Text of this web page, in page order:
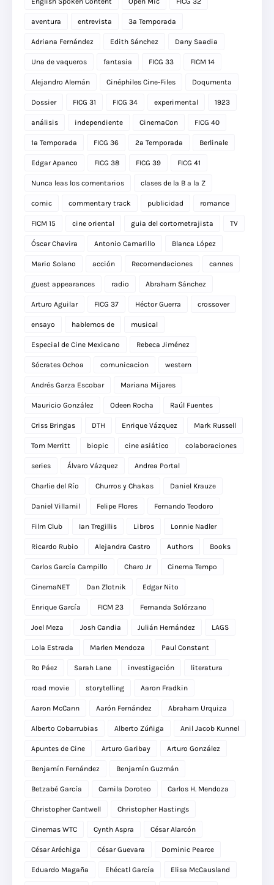
aventura entrevista 3a Temporada
Adriana Fernández Edith Sánchez Dany Saadia
Una de vaqueros fantasia FICG 33 FICM 14
Alejandro Alemán Cinéphiles Cine-Files Doqumenta
Dossier FICG 31 FICG 34 experimental 1923
análisis independiente CinemaCon FICG 40
1a Temporada FICG 36 2a Temporada Berlinale
Edgar Apanco FICG 38 FICG 39 FICG 41
Nunca leas los comentarios clases de la B a la Z
comic commentary track publicidad romance
FICM 15 cine oriental guia del cortometrajista TV
Óscar Chavira Antonio Camarillo Blanca López
Mario Solano acción Recomendaciones cannes
guest appearances radio Abraham Sánchez
Arturo Aguilar FICG 37 Héctor Guerra crossover
ensayo hablemos de musical
Especial de Cine Mexicano Rebeca Jiménez
Sócrates Ochoa comunicacion western
Andrés Garza Escobar Mariana Mijares
Mauricio González Odeen Rocha Raúl Fuentes
Criss Bringas DTH Enrique Vázquez Mark Russell
Tom Merritt biopic cine asiático colaboraciones
series Álvaro Vázquez Andrea Portal
Charlie del Río Churros y Chakas Daniel Krauze
Daniel Villamil Felipe Flores Fernando Teodoro
Film Club Ian Tregillis Libros Lonnie Nadler
Ricardo Rubio Alejandra Castro Authors Books
Carlos García Campillo Charo Jr Cinema Tempo
CinemaNET Dan Zlotnik Edgar Nito
Enrique García FICM 23 Fernanda Solórzano
Joel Meza Josh Candia Julián Hernández LAGS
Lola Estrada Marlen Mendoza Paul Constant
Ro Páez Sarah Lane investigación literatura
road movie storytelling Aaron Fradkin
Aaron McCann Aarón Fernández Abraham Urquiza
Alberto Cobarrubias Alberto Zúñiga Anil Jacob Kunnel
Apuntes de Cine Arturo Garibay Arturo González
Benjamín Fernández Benjamín Guzmán
Betzabé García Camila Doroteo Carlos H. Mendoza
Christopher Cantwell Christopher Hastings
Cinemas WTC Cynth Aspra César Alarcón
César Aréchiga César Guevara Dominic Pearce
Eduardo Magaña Ehécatl García Elisa McCausland